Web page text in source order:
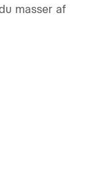
masser af